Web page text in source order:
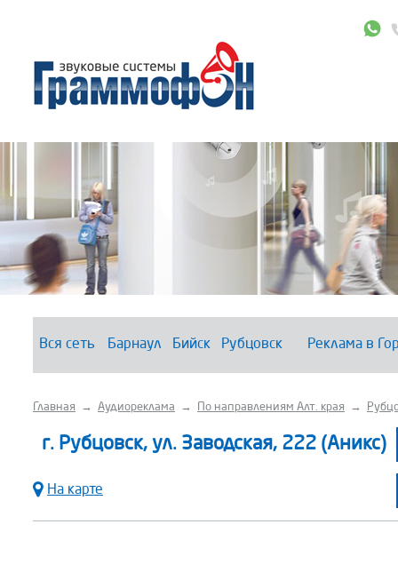
Вся сеть Барнаул Бийск Рубцовск Реклама в
Главная → Аудиореклама → По направлениям Алт. края →
г. Рубцовск, ул. Заводская, 222 (Аникс)
На карте